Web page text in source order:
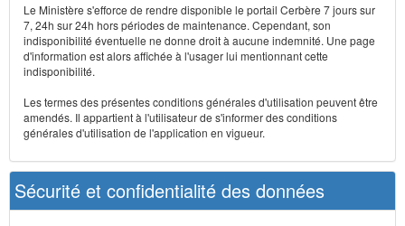
Le Ministère s'efforce de rendre disponible le portail Cerbère 7 jours sur
7, 24h sur 24h hors périodes de maintenance. Cependant, son
indisponibilité éventuelle ne donne droit à aucune indemnité. Une page
d'information est alors affichée à l'usager lui mentionnant cette
indisponibilité.
Les termes des présentes conditions générales d'utilisation peuvent être
amendés. Il appartient à l'utilisateur de s'informer des conditions
générales d'utilisation de l'application en vigueur.
Sécurité et confidentialité des données